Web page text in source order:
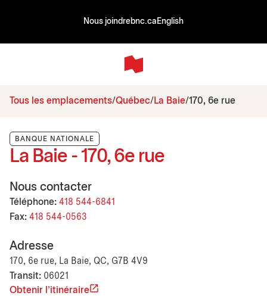
Nous joindrebnc.ca English
Tous les emplacements Québec La Baie 170, 6e rue
BANQUE NATIONALE
La Baie - 170, 6e rue
Nous contacter
Téléphone: 418 544-6841
Fax: 418 544-0563
Adresse
170, 6e rue, La Baie, QC, G7B 4V9
Transit: 06021
Obtenir l'itinéraire